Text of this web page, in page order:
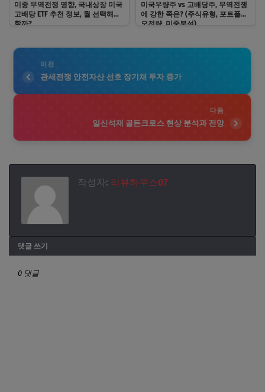
미중 무역전쟁 영향, 국내상장 미국
고배당 ETF 추천 정보, 뭘 선택해야
할까?
미국우량주 vs 고배당주, 무역전쟁
에 강한 쪽은? (주식유형, 포트폴리
오전략, 미중분석)
이전
관세전쟁 안전자산 선호 장기채 투자 증가
다음
일신석재 골든크로스 현상 분석과 전망
작성자: 리뷰하우스07
댓글 쓰기
0 댓글